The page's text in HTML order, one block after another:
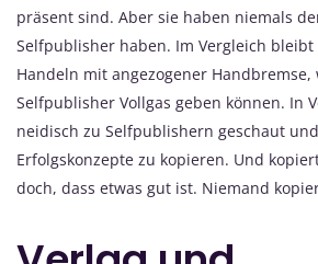
präsent sind. Aber sie haben niemals
Selfpublisher haben. Im Vergleich bleibt
Handeln mit angezogener Handbremse,
Selfpublisher Vollgas geben können. In
neidisch zu Selfpublishern geschaut
Erfolgskonzepte zu kopieren. Und
doch, dass etwas gut ist. Niemand